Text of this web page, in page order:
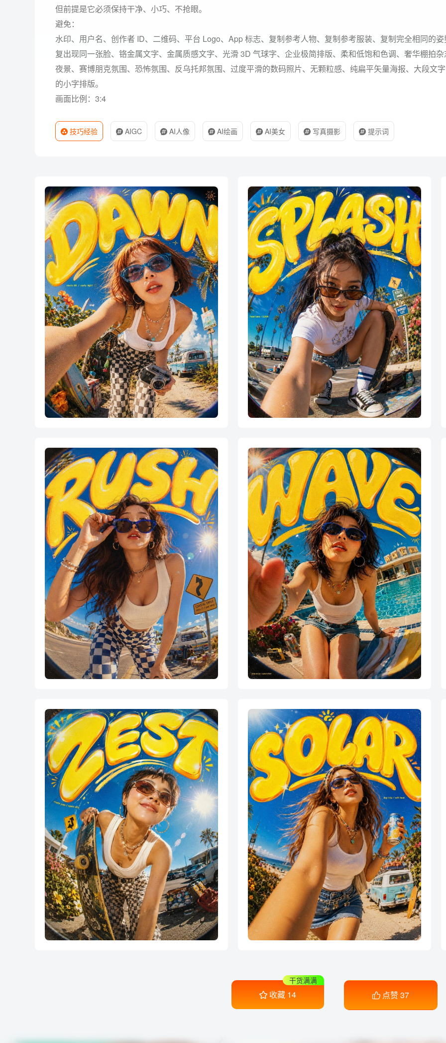
但前提是它必须保持干净、小巧、不抢眼。
避免：
水印、用户名、创作者 ID、二维码、平台 Logo、App 标志、复制参考人物、复制参考服装、复制完全相同的
复出现同一张脸、铬金属文字、金属质感文字、光滑 3D 气球字、企业极简排版、柔和低饱和色调、奢华棚拍
夜景、赛博朋克氛围、恐怖氛围、反乌托邦氛围、过度平滑的数码照片、无颗粒感、纯扁平矢量海报、大段文
的小字排版。
画面比例：3:4
技巧经验 AIGC AI人像 AI绘画 AI美女 写真摄影 提示词
收藏 14
干货满满
点赞37